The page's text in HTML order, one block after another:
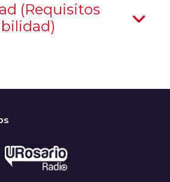
(Requisitos